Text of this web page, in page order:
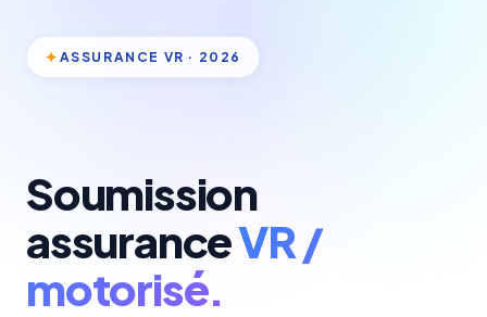
✦ ASSURANCE VR · 2026
Soumission
assuranceVR /
motorisé.